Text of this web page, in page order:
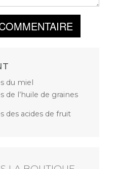
du miel
de l’huile de graines
des acides de fruit